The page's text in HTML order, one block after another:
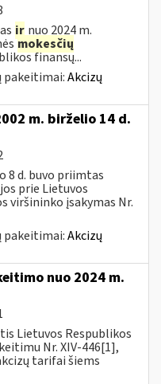
ir nuo 2024 m.
mokesčių
finansų...
pakeitimai:Akcizų
m. birželio 14 d.
8 d. buvo priimtas
prie Lietuvos
viršininko įsakymas Nr.
pakeitimai:Akcizų
nuo 2024 m.
Lietuvos Respublikos
Nr. XIV-446[1],
tarifai šiems